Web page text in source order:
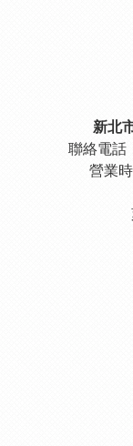
新北
聯絡電話
營業